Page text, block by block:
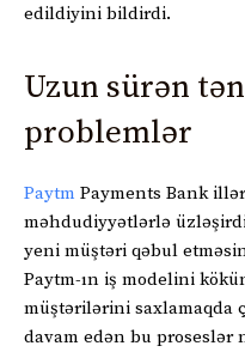
edildiyini bildirdi.
Uzun sürən
problemlər
Paytm Payments Bank
məhdudiyyətlərlə
yeni müştəri qəbul
Paytm-ın iş modelini
müştərilərini saxlamaqda
davam edən bu proseslər